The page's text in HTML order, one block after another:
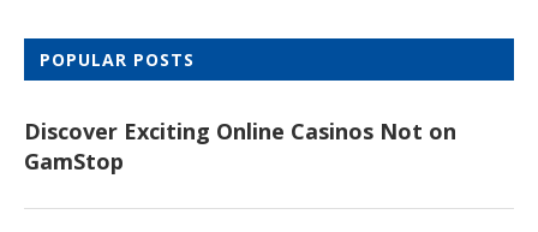
POPULAR POSTS
Discover Exciting Online Casinos Not on
GamStop